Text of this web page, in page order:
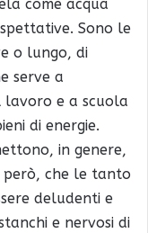
come acqua
Sono le
o lungo, di
serve a
e a scuola
di energie.
in genere,
però, che le tanto
deludenti e
e nervosi di